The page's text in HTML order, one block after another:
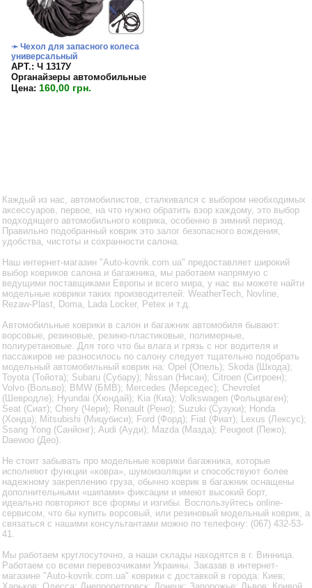
➛ Чехол для запасного колеса
универсальный
APT.: Ч 1317У
Органайзеры автомобильные
Цена: 160,00 грн.
Каждый из нас, автомобилистов, сталкивался с выбором необходимых
аксессуаров, первое, на что нужно обратить взор каждому, это выбор
подходящего автомобильного коврика, особенно в зимний период.
Правильно подобранный коврик это залог безопасного вождения,
удобства, чистоты и сохранности салона.
Наш интернет-магазин "Auto-kovrik.com.ua" предоставляет широкий
выбор ковриков салона и багажника, мы работаем напрямую с
ведущими поставщиками Европы и всего мира, у нас вы можете найти
модельные коврики таких производителей: WeatherTech, Novline,
Rezaw-Plast, Doma, Lada Locker, Petex и т.д.
Автомобильные коврики в салон и багажник автомобиля бывают:
ворсовые, резиновые, резино-пластиковые, полимерные,
полиуретановые. Для того что бы влага и грязь с ног водителя и
пассажиров не разносилось по салону следует тщательно подобрать
модельный автомобильный коврик на: Opel (Опель); Skoda (Шкода);
Toyota (Тойота); Subaru (Субару); Nissan (Нисан); Citroen (Ситроен);
Volvo (Вольво); BMW (БМВ); Mercedes (Мерседес); Chevrolet
(Шевродле); Hyundai (Хюндай); Kia (Киа); Volkswagen (Фольцваген);
Seat (Сиат); Chery (Чери); Renault (Рено); Suzuki (Сузуки); Honda
(Хонда); Mitsubishi (Мицубиси); Ford (Форд); Fiat (Фиат); Lexus (Лексус);
Ssang Yong (Санйонг); Audi (Ауди); Mazda (Мазда); Peugeot (Пежо);
Daewoo (Део).
Не стоит забывать про модельные коврики багажника, которые
исполняют функции «ковра», шумоизоляции и способствуют более
надежному закреплению груза, обычно коврик в багажник оснащены
дополнительными «шипами» фиксации и имеют высокий борт,
идеально повторяют все формы и изгибы. Воспользуйтесь online-
сервисом, что бы купить ворсовый, или резиновый модельный коврик, а
связаться с нашими консультантами можно по телефону: (067) 432-53-
41.
Мы работаем круглосуточно, а наши склады находятся в г. Винница.
Работаем со всеми перевозчиками Украины. Заказав в интернет-
магазине "Auto-kovrik.com.ua" коврики с доставкой в города: Киев;